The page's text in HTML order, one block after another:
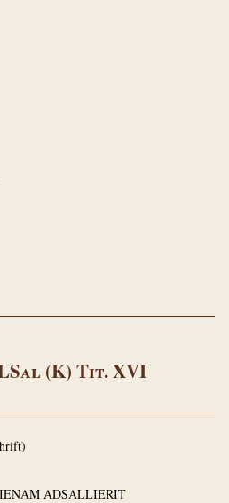
(K) Tit. XVI
ADSALLIERIT